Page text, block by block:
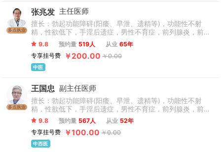
医院重点发展的癫痫中心，其渊源可追溯至北京武警总队第三
医院，至今已拥有15年建科历史。十五年来，中心始终专注癫
痫领域，不断积累临床经验、精进诊疗技术，逐步形成了体系
完善、特色鲜明的癫痫诊疗模式。
多点执业
张兆发 主任医师
擅长：勃起功能障碍(阳痿、早泄、遗精等)，功能性不射
精，性欲低下，手淫后遗症，男性不育症，前列腺炎，前列
腺增生，阴茎硬结症等男性杂病及泌尿科疑难疾病。
9.8 预约量 519人 从业 65年
专享挂号费
￥200.00 ￥0.00
中医
多点执业
王国忠 副主任医师
擅长：勃起功能障碍(阳痿、早泄、遗精等)，功能性不射
精，性欲低下，手淫后遗症，男性不育症，前列腺炎，前列
腺增生，阴茎硬结症等男性杂病及泌尿科疑难疾病。
9.8 预约量 567人 从业 52年
专享挂号费
￥100.00 ￥0.00
中西医